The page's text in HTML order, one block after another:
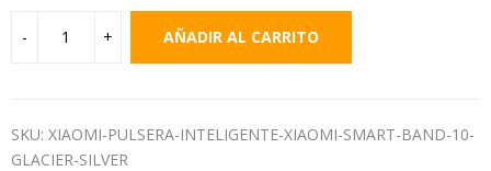
AÑADIR AL CARRITO
SKU: XIAOMI-PULSERA-INTELIGENTE-XIAOMI-SMART-BAND-10-
GLACIER-SILVER